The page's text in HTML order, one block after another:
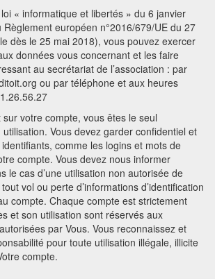
« informatique et libertés » du 6 janvier
européen n°2016/679/UE du 27
dès le 25 mai 2018), vous pouvez exercer
données vous concernant et les faire
au secrétariat de l’association : par
ou par téléphone et aux heures
votre compte, vous êtes le seul
Vous devez garder confidentiel et
comme les logins et mots de
compte. Vous devez nous informer
le cas d’une utilisation non autorisée de
vol ou perte d’informations d’identification
compte. Chaque compte est strictement
et son utilisation sont réservés aux
par Vous. Vous reconnaissez et
pour toute utilisation illégale, illicite
compte.